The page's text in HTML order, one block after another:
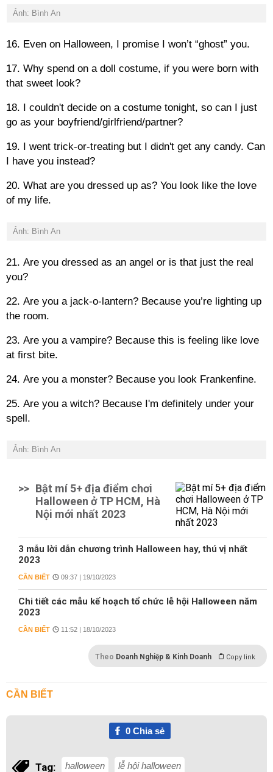
Ảnh: Bình An
16. Even on Halloween, I promise I won’t “ghost” you.
17. Why spend on a doll costume, if you were born with
that sweet look?
18. I couldn't decide on a costume tonight, so can I just
go as your boyfriend/girlfriend/partner?
19. I went trick-or-treating but I didn't get any candy. Can
I have you instead?
20. What are you dressed up as? You look like the love
of my life.
Ảnh: Bình An
21. Are you dressed as an angel or is that just the real
you?
22. Are you a jack-o-lantern? Because you’re lighting up
the room.
23. Are you a vampire? Because this is feeling like love
at first bite.
24. Are you a monster? Because you look Frankenfine.
25. Are you a witch? Because I'm definitely under your
spell.
Ảnh: Bình An
>> Bật mí 5+ địa điểm chơi
Halloween ở TP HCM, Hà
Nội mới nhất 2023
3 mẫu lời dẫn chương trình Halloween hay, thú vị nhất
2023
CẦN BIẾT 09:37 | 19/10/2023
Chi tiết các mẫu kế hoạch tổ chức lễ hội Halloween năm
2023
CẦN BIẾT 11:52 | 18/10/2023
Theo Doanh Nghiệp & Kinh Doanh Copy link
CẦN BIẾT
0Chia sẻ
Tag: halloween lễ hội halloween